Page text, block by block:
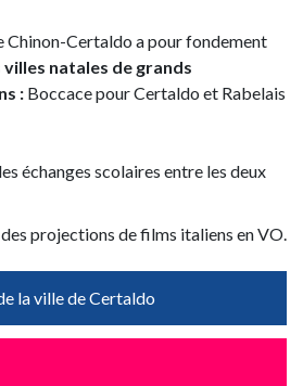
Chinon-Certaldo a pour fondement
villes natales de grands
: Boccace pour Certaldo et Rabelais
échanges scolaires entre les deux
projections de films italiens en VO.
la ville de Certaldo